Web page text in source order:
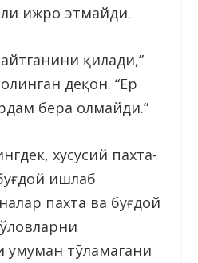
ижро этмайди.
қилади,”
деҳқон. “Ер
бера олмайди.”
хусусий пахта-
ишлаб
пахта ва буғдой
умуман тўламагани